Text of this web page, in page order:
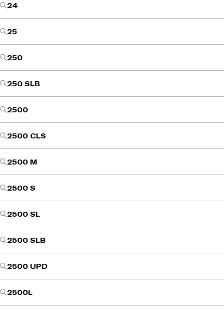
24
25
250
250 SLB
2500
2500 CLS
2500 M
2500 S
2500 SL
2500 SLB
2500 UPD
2500L